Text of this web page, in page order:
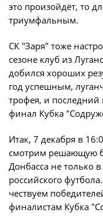
Турнир
футболу
2011-2012
Игроки
это произойдёт, то
триумфальным.
СК "Заря" тоже
сезоне клуб из
добился хороших
год успешным,
трофея, и последний
финал Кубка
Итак, 7 декабря в
смотрим решающую
Донбасса не только
российского
чествуем
финалистам Кубка